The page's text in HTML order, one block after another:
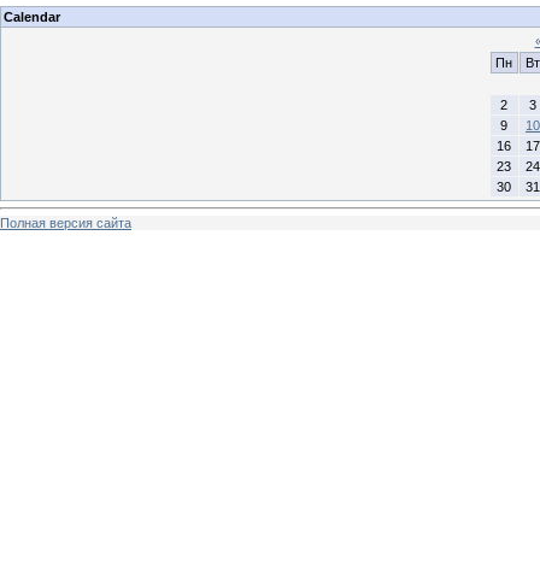
Calendar
Пн
Вт
2
3
9
10
16
17
23
24
30
31
Полная версия сайта